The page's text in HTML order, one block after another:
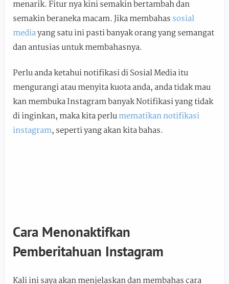
menarik. Fitur nya kini semakin bertambah dan
semakin beraneka macam. Jika membahas sosial
mediayang satu ini pasti banyak orang yang semangat
dan antusias untuk membahasnya.
Perlu anda ketahui notifikasi di Sosial Media itu
mengurangi atau menyita kuota anda, anda tidak mau
kan membuka Instagram banyak Notifikasi yang tidak
di inginkan, maka kita perlumematikan notifikasi
instagram, seperti yang akan kita bahas.
Cara Menonaktifkan
Pemberitahuan Instagram
Kali ini saya akan menjelaskan dan membahas cara